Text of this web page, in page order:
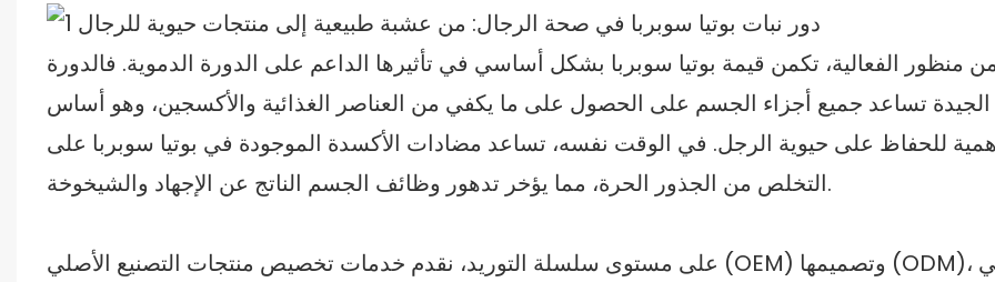
منظور الفعالية، تكمن قيمة بوتيا سوبربا بشكل أساسي في تأثيرها الداعم على الدورة الدموية. فالدورة
الجيدة تساعد جميع أجزاء الجسم على الحصول على ما يكفي من العناصر الغذائية والأكسجين، وهو أساس
للحفاظ على حيوية الرجل. في الوقت نفسه، تساعد مضادات الأكسدة الموجودة في بوتيا سوبربا على
التخلص من الجذور الحرة، مما يؤخر تدهور وظائف الجسم الناتج عن الإجهاد والشيخوخة.
على مستوى سلسلة التوريد، نقدم خدمات تخصيص منتجات التصنيع الأصلي (OEM) وتصميمها (ODM)، بما في